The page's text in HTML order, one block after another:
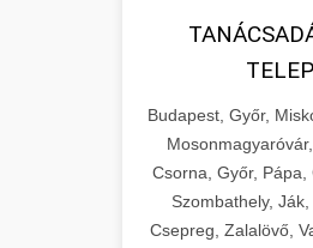
átalakulási
küzdő
150%-
klinika
🎪 18.
Iránti
Technikák és
drámai
fellendülési
🎮 19. AI
Meta
Budapest, Győr,
Csorna, Győr, Pápa,
Szombathely,
Csepreg, Zalalövő,